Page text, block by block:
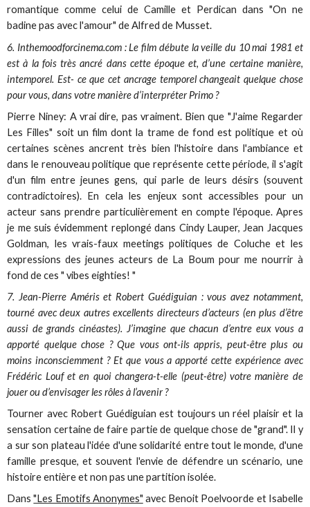
romantique comme celui de Camille et Perdican dans "On ne
badine pas avec l'amour" de Alfred de Musset.
6. Inthemoodforcinema.com : Le film débute la veille du 10 mai 1981 et
est à la fois très ancré dans cette époque et, d’une certaine manière,
intemporel. Est- ce que cet ancrage temporel changeait quelque chose
pour vous, dans votre manière d’interpréter Primo ?
Pierre Niney: A vrai dire, pas vraiment. Bien que "J'aime Regarder
Les Filles" soit un film dont la trame de fond est politique et où
certaines scènes ancrent très bien l'histoire dans l'ambiance et
dans le renouveau politique que représente cette période, il s'agit
d'un film entre jeunes gens, qui parle de leurs désirs (souvent
contradictoires). En cela les enjeux sont accessibles pour un
acteur sans prendre particulièrement en compte l'époque. Apres
je me suis évidemment replongé dans Cindy Lauper, Jean Jacques
Goldman, les vrais-faux meetings politiques de Coluche et les
expressions des jeunes acteurs de La Boum pour me nourrir à
fond de ces " vibes eighties! "
7. Jean-Pierre Améris et Robert Guédiguian : vous avez notamment,
tourné avec deux autres excellents directeurs d’acteurs (en plus d’être
aussi de grands cinéastes). J’imagine que chacun d’entre eux vous a
apporté quelque chose ? Que vous ont-ils appris, peut-être plus ou
moins inconsciemment ? Et que vous a apporté cette expérience avec
Frédéric Louf et en quoi changera-t-elle (peut-être) votre manière de
jouer ou d’envisager les rôles à l’avenir ?
Tourner avec Robert Guédiguian est toujours un réel plaisir et la
sensation certaine de faire partie de quelque chose de "grand". Il y
a sur son plateau l'idée d'une solidarité entre tout le monde, d'une
famille presque, et souvent l'envie de défendre un scénario, une
histoire entière et non pas une partition isolée.
Dans"Les Emotifs Anonymes" avec Benoit Poelvoorde et Isabelle